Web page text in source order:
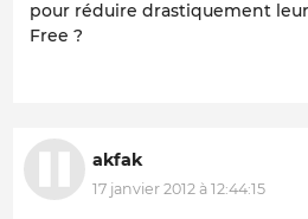
pour réduire drastiquement
Free ?
akfak
17 janvier 2012 à 12:44:15